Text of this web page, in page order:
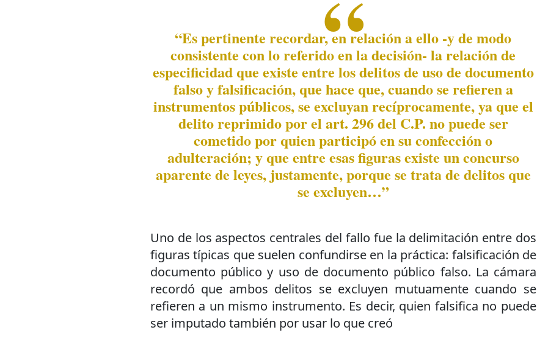
“Es pertinente recordar, en relación a ello -y de modo
consistente con lo referido en la decisión- la relación de
especificidad que existe entre los delitos de uso de documento
falso y falsificación, que hace que, cuando se refieren a
instrumentos públicos, se excluyan recíprocamente, ya que el
delito reprimido por el art. 296 del C.P. no puede ser
cometido por quien participó en su confección o
adulteración; y que entre esas figuras existe un concurso
aparente de leyes, justamente, porque se trata de delitos que
se excluyen…”
Uno de los aspectos centrales del fallo fue la delimitación entre dos
figuras típicas que suelen confundirse en la práctica: falsificación de
documento público y uso de documento público falso. La cámara
recordó que ambos delitos se excluyen mutuamente cuando se
refieren a un mismo instrumento. Es decir, quien falsifica no puede
ser imputado también por usar lo que creó